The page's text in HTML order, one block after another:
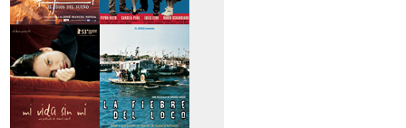
>Eyengui, El Dios
del sueño